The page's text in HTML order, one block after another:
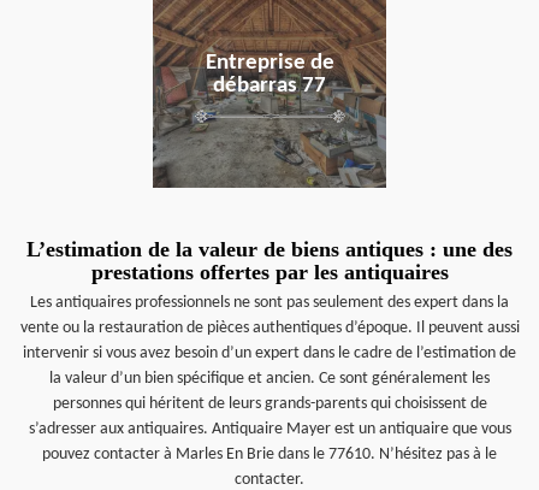
Entreprise de
débarras 77
L’estimation de la valeur de biens antiques : une des
prestations offertes par les antiquaires
Les antiquaires professionnels ne sont pas seulement des expert dans la
vente ou la restauration de pièces authentiques d’époque. Il peuvent aussi
intervenir si vous avez besoin d’un expert dans le cadre de l’estimation de
la valeur d’un bien spécifique et ancien. Ce sont généralement les
personnes qui héritent de leurs grands-parents qui choisissent de
s’adresser aux antiquaires. Antiquaire Mayer est un antiquaire que vous
pouvez contacter à Marles En Brie dans le 77610. N’hésitez pas à le
contacter.